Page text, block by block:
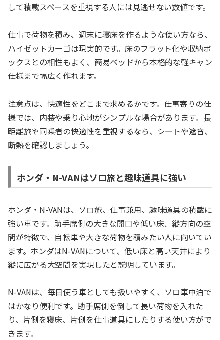
して積載スペースを重視する人には見逃せない数値です。
仕事で荷物を積み、週末に寝床を作るような使い方なら、
ハイゼットカーゴは現実的です。床のフラット化や収納ボ
ックスとの相性もよく、簡易ベッドから本格的な軽キャン
仕様まで幅広く作れます。
注意点は、快適性をどこまで求めるかです。仕事寄りの仕
様では、内装や乗り心地がシンプルな場合があります。長
距離旅や同乗者の快適性を重視するなら、シートや遮音、
断熱を確認しましょう。
ホンダ・N-VANはソロ旅と趣味道具に強い
ホンダ・N-VANは、ソロ旅、仕事兼用、趣味道具の積載に
強い車です。助手席側の大きな開口や低い床、縦方向の空
間が特徴で、自転車や大きな荷物を積みたい人に向いてい
ます。ホンダはN-VANについて、低い床と高い天井により
縦に広がる大空間を実現したと説明しています。
N-VANは、毎日使う車としても扱いやすく、ソロ車中泊で
はかなり便利です。助手席側を倒して長い荷物を入れた
り、片側を寝床、片側を仕事道具にしたりする使い方がで
きます。